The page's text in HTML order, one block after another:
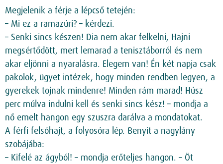
Megjelenik a férje a lépcső tetején:
– Mi ez a ramazúri? – kérdezi.
– Senki sincs készen! Dia nem akar felkelni, Hajni
megsértődött, mert lemarad a tenisztáborról és nem
akar eljönni a nyaralásra. Elegem van! Én két napja csak
pakolok, ügyet intézek, hogy minden rendben legyen, a
gyerekek tojnak mindenre! Minden rám marad! Húsz
perc múlva indulni kell és senki sincs kész! – mondja a
nő emelt hangon egy szuszra darálva a mondatokat.
A férfi felsóhajt, a folyosóra lép. Benyit a nagylány
szobájába:
– Kifelé az ágyból! – mondja erőteljes hangon. – Öt